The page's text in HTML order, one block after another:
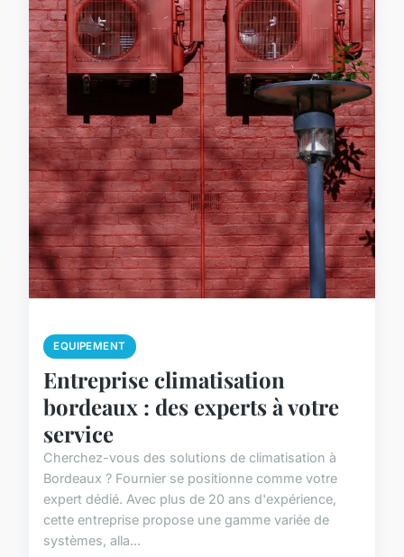
EQUIPEMENT
Entreprise climatisation
bordeaux : des experts à votre
service
Cherchez-vous des solutions de climatisation à
Bordeaux ? Fournier se positionne comme votre
expert dédié. Avec plus de 20 ans d'expérience,
cette entreprise propose une gamme variée de
systèmes, alla...